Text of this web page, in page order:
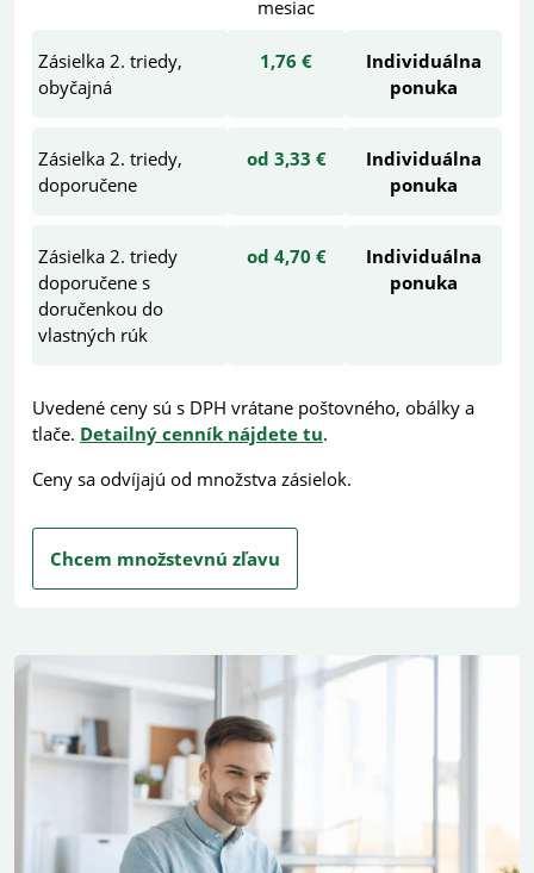
mesiac
Zásielka 2. triedy,
obyčajná
1,76 €
Individuálna
ponuka
Zásielka 2. triedy,
doporučene
od 3,33 €
Individuálna
ponuka
Zásielka 2. triedy
doporučene s
doručenkou do
vlastných rúk
od 4,70 €
Individuálna
ponuka
Uvedené ceny sú s DPH vrátane poštovného, obálky a
tlače. Detailný cenník nájdete tu.
Ceny sa odvíjajú od množstva zásielok.
Chcem množstevnú zľavu